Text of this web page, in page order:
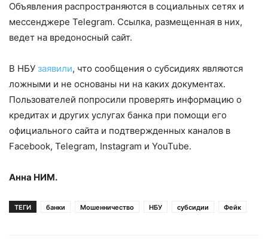
Объявления распространяются в социальных сетях и
мессенджере Telegram. Ссылка, размещенная в них,
ведет на вредоносный сайт.
В НБУ заявили, что сообщения о субсидиях являются
ложными и не основаны ни на каких документах.
Пользователей попросили проверять информацию о
кредитах и ​​других услугах банка при помощи его
официального сайта и подтвержденных каналов в
Facebook, Telegram, Instagram и YouTube.
Анна НИМ.
ТЕГИ банки Мошенничество НБУ субсидии Фейк